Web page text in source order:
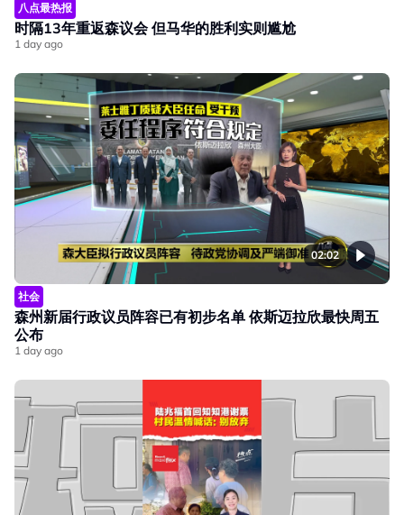
八点最热报
时隔13年重返森议会 但马华的胜利实则尴尬
1 day ago
02:02
社会
森州新届行政议员阵容已有初步名单 依斯迈拉欣最快周五
公布
1 day ago